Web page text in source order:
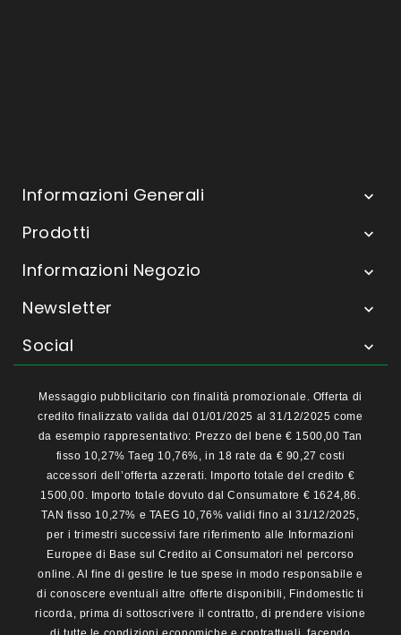
Informazioni Generali 
Prodotti 
Informazioni Negozio 
Newsletter 
Social 
Messaggio pubblicitario con finalità promozionale. Offerta di
credito finalizzato valida dal 01/01/2025 al 31/12/2025 come
da esempio rappresentativo: Prezzo del bene € 1500,00 Tan
fisso 10,27% Taeg 10,76%, in 18 rate da € 90,27 costi
accessori dell’offerta azzerati. Importo totale del credito €
1500,00. Importo totale dovuto dal Consumatore € 1624,86.
TAN fisso 10,27% e TAEG 10,76% validi fino al 31/12/2025,
per i trimestri successivi fare riferimento alle Informazioni
Europee di Base sul Credito ai Consumatori nel percorso
online. Al fine di gestire le tue spese in modo responsabile e
di conoscere eventuali altre offerte disponibili, Findomestic ti
ricorda, prima di sottoscrivere il contratto, di prendere visione